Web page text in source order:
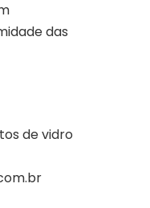
das
de vidro